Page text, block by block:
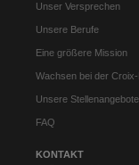
Unser Versprechen
Unsere Berufe
Eine größere Mission
Wachsen bei der
Unsere Stellenangebote
FAQ
KONTAKT